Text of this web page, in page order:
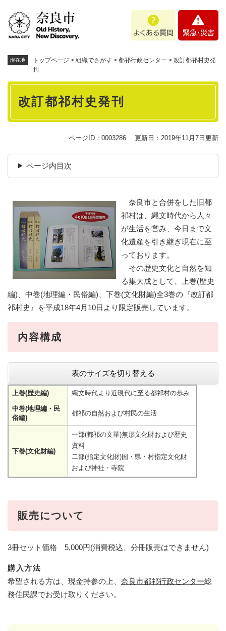
あ
問
・
現在地 トップページ > 組織でさがす > 都祁行政センター > 改訂都祁村史発
刊
本
改訂都祁村史発刊
ページID：0003286 更新日：2019年11月7日更新
ページ内目次
奈良市と合併をした旧都
祁村は、縄文時代から人々
が生活を営み、今日まで文
化遺産を引き継ぎ現在に至
っております。
その歴史文化と自然を知
る集大成として、上巻(歴史
編)、中巻(地理編・民俗編)、下巻(文化財編)全3巻の『改訂都
祁村史』を平成18年4月10日より限定販売しています。
内容構成
表のサイズを切り替える
上巻(歴史編) 縄文時代より近現代に至る都祁村の歩み
中巻(地理編・民
俗編)
都祁の自然および村民の生活
下巻(文化財編)
一部(都祁の文華)無形文化財および歴史
資料
二部(指定文化財)国・県・村指定文化財
および神社・寺院
販売について
3冊セット価格 5,000円(消費税込、分冊販売はできません)
購入方法
希望される方は、現金持参の上、 奈良市都祁行政センター総
務住民課でお受け取りください。